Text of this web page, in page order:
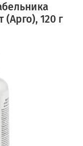
(Арго), 120 г